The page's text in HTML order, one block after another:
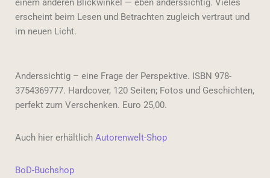
einem anderen Blickwinkel — eben anderssichtig. Vieles
erscheint beim Lesen und Betrachten zugleich vertraut und
im neuen Licht.
Anderssichtig – eine Frage der Perspektive. ISBN 978-
3754369777. Hardcover, 120 Seiten; Fotos und Geschichten,
perfekt zum Verschenken. Euro 25,00.
Auch hier erhältlich Autorenwelt-Shop
BoD-Buchshop